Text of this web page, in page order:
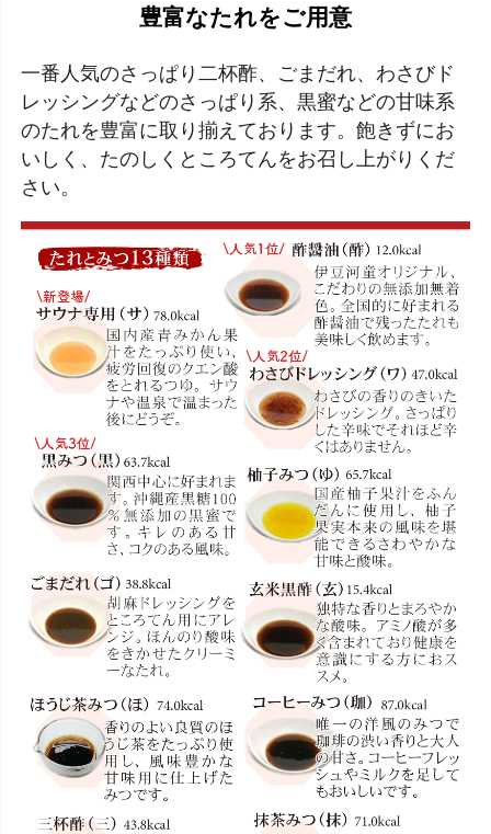
豊富なたれをご用意
一番人気のさっぱり二杯酢、ごまだれ、わさびド
レッシングなどのさっぱり系、黒蜜などの甘味系
のたれを豊富に取り揃えております。飽きずにお
いしく、たのしくところてんをお召し上がりくだ
さい。